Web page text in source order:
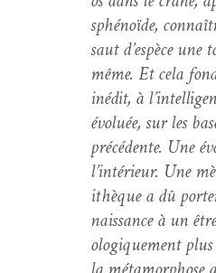
sphénoïde,
saut d’espèce
même. Et cela
inédit, à
évoluée, sur les
précé­dente. Une
l’intérieur. Une
ithèque a dû
nais­sance à un
ologique­ment plus